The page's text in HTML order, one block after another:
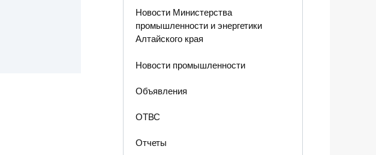
Новости Министерства
промышленности и энергетики
Алтайского края
Новости промышленности
Объявления
ОТВС
Отчеты